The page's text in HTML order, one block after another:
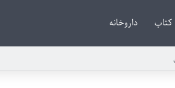
کتاب داروخانه